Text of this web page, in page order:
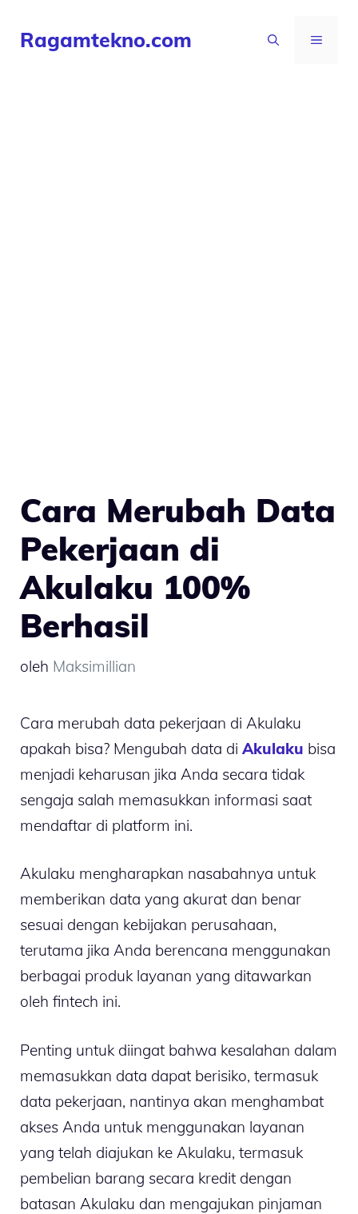
Ragamtekno.com MENU
Cara Merubah Data
Pekerjaan di
Akulaku 100%
Berhasil
oleh Maksimillian
Cara merubah data pekerjaan di Akulaku
apakah bisa? Mengubah data di Akulaku bisa
menjadi keharusan jika Anda secara tidak
sengaja salah memasukkan informasi saat
mendaftar di platform ini.
Akulaku mengharapkan nasabahnya untuk
memberikan data yang akurat dan benar
sesuai dengan kebijakan perusahaan,
terutama jika Anda berencana menggunakan
berbagai produk layanan yang ditawarkan
oleh fintech ini.
Penting untuk diingat bahwa kesalahan dalam
memasukkan data dapat berisiko, termasuk
data pekerjaan, nantinya akan menghambat
akses Anda untuk menggunakan layanan
yang telah diajukan ke Akulaku, termasuk
pembelian barang secara kredit dengan
batasan Akulaku dan mengajukan pinjaman